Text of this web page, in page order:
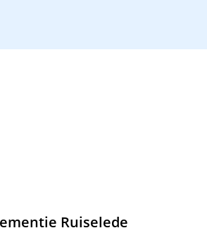
Ruiselede